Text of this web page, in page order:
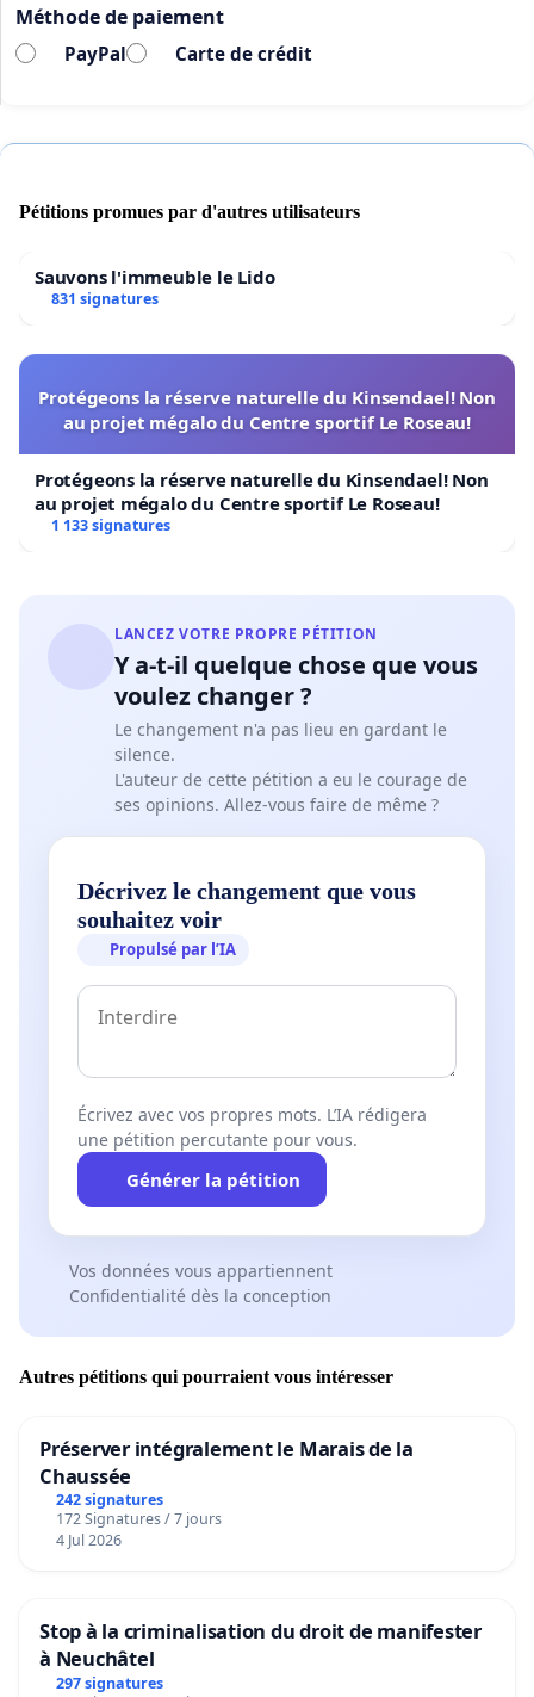
Méthode de paiement
PayPal Carte de crédit
Pétitions promues par d'autres utilisateurs
Sauvons l'immeuble le Lido
831 signatures
Protégeons la réserve naturelle du Kinsendael! Non
au projet mégalo du Centre sportif Le Roseau!
Protégeons la réserve naturelle du Kinsendael! Non
au projet mégalo du Centre sportif Le Roseau!
1 133 signatures
LANCEZ VOTRE PROPRE PÉTITION
Y a-t-il quelque chose que vous
voulez changer ?
Le changement n'a pas lieu en gardant le
silence.
L'auteur de cette pétition a eu le courage de
ses opinions. Allez-vous faire de même ?
Décrivez le changement que vous
souhaitez voir
Propulsé par l’IA
Écrivez avec vos propres mots. L’IA rédigera
une pétition percutante pour vous.
Générer la pétition
Vos données vous appartiennent
Confidentialité dès la conception
Autres pétitions qui pourraient vous intéresser
Préserver intégralement le Marais de la
Chaussée
242 signatures
172 Signatures / 7 jours
4 Jul 2026
Stop à la criminalisation du droit de manifester
à Neuchâtel
297 signatures